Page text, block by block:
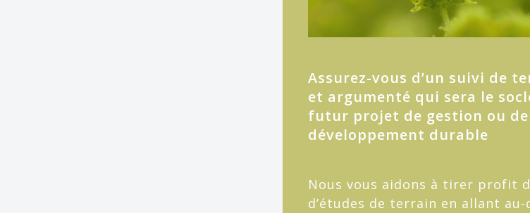
Assurez-vous d’un suivi de
et argumenté qui sera le
futur projet de gestion ou de
développement durable
Nous vous aidons à tirer profit
d’études de terrain en allant au-